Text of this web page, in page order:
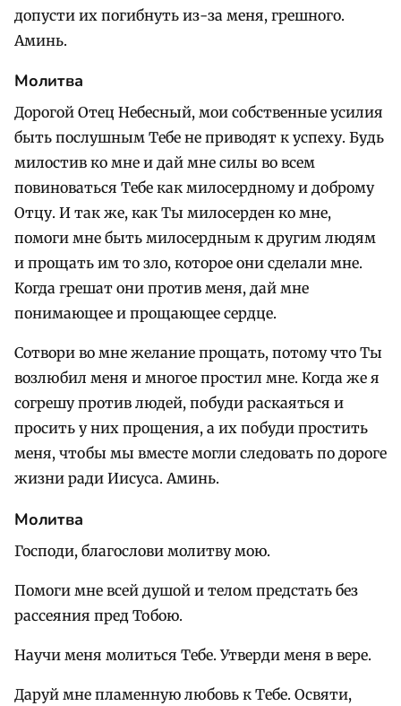
допусти их погибнуть из-за меня, грешного.
Аминь.
Молитва
Дорогой Отец Небесный, мои собственные усилия
быть послушным Тебе не приводят к успеху. Будь
милостив ко мне и дай мне силы во всем
повиноваться Тебе как милосердному и доброму
Отцу. И так же, как Ты милосерден ко мне,
помоги мне быть милосердным к другим людям
и прощать им то зло, которое они сделали мне.
Когда грешат они против меня, дай мне
понимающее и прощающее сердце.
Сотвори во мне желание прощать, потому что Ты
возлюбил меня и многое простил мне. Когда же я
согрешу против людей, побуди раскаяться и
просить у них прощения, а их побуди простить
меня, чтобы мы вместе могли следовать по дороге
жизни ради Иисуса. Аминь.
Молитва
Господи, благослови молитву мою.
Помоги мне всей душой и телом предстать без
рассеяния пред Тобою.
Научи меня молиться Тебе. Утверди меня в вере.
Даруй мне пламенную любовь к Тебе. Освяти,